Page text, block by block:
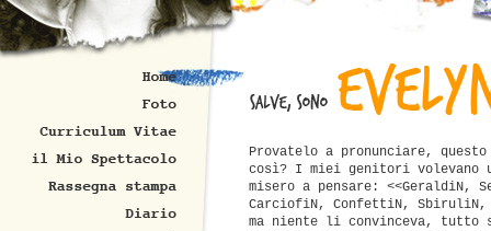
Provatelo a pronunciare,
così? I miei genitori volevano
misero a pensare: <<GeraldiN,
CarciofiN, ConfettiN, SbiruliN,
ma niente li convinceva, tutto